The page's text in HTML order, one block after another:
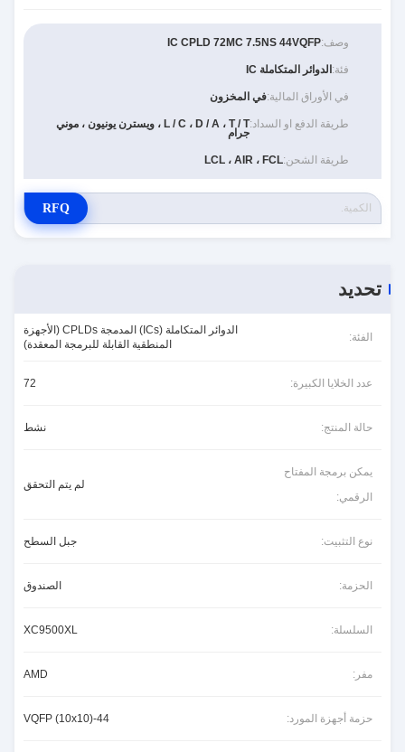
وصف:IC CPLD 72MC 7.5NS 44VQFP
فئة: الدوائر المتكاملة IC
في الأوراق المالية:في المخزون
طريقة الدفع او السداد: L / C ، D / A ، T / T ، ويسترن يونيون ، موني
جرام
طريقة الشحن:LCL ، AIR ، FCL
RFQ
تحديد
الفئة:
الدوائر المتكاملة (ICs) المدمجة CPLDs (الأجهزة
المنطقية القابلة للبرمجة المعقدة)
عدد الخلايا الكبيرة: 72
حالة المنتج: نشط
يمكن برمجة المفتاح
الرقمي:
لم يتم التحقق
نوع التثبيت: جبل السطح
الحزمة: الصندوق
السلسلة: XC9500XL
مفر: AMD
حزمة أجهزة المورد: 44-VQFP (10x10)